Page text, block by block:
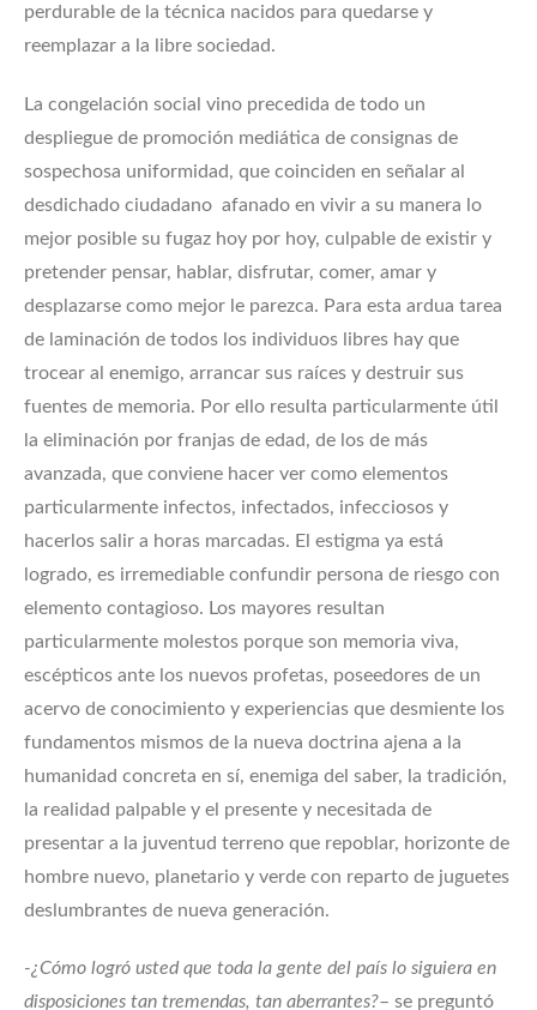
perdurable de la técnica nacidos para quedarse y
reemplazar a la libre sociedad.
La congelación social vino precedida de todo un
despliegue de promoción mediática de consignas de
sospechosa uniformidad, que coinciden en señalar al
desdichado ciudadano afanado en vivir a su manera lo
mejor posible su fugaz hoy por hoy, culpable de existir y
pretender pensar, hablar, disfrutar, comer, amar y
desplazarse como mejor le parezca. Para esta ardua tarea
de laminación de todos los individuos libres hay que
trocear al enemigo, arrancar sus raíces y destruir sus
fuentes de memoria. Por ello resulta particularmente útil
la eliminación por franjas de edad, de los de más
avanzada, que conviene hacer ver como elementos
particularmente infectos, infectados, infecciosos y
hacerlos salir a horas marcadas. El estigma ya está
logrado, es irremediable confundir persona de riesgo con
elemento contagioso. Los mayores resultan
particularmente molestos porque son memoria viva,
escépticos ante los nuevos profetas, poseedores de un
acervo de conocimiento y experiencias que desmiente los
fundamentos mismos de la nueva doctrina ajena a la
humanidad concreta en sí, enemiga del saber, la tradición,
la realidad palpable y el presente y necesitada de
presentar a la juventud terreno que repoblar, horizonte de
hombre nuevo, planetario y verde con reparto de juguetes
deslumbrantes de nueva generación.
-¿Cómo logró usted que toda la gente del país lo siguiera en
disposiciones tan tremendas, tan aberrantes?– se preguntó